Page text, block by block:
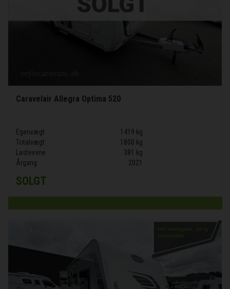
Caravelair Allegra Optima 520
Egenvægt
1419 kg
Totalvægt
1800 kg
Lasteevne
381 kg
Årgang
2021
SOLGT